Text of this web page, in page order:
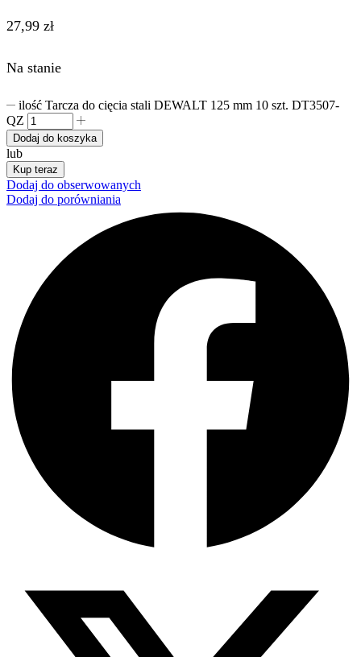
27,99 zł
Na stanie
ilość Tarcza do cięcia stali DEWALT 125 mm 10 szt. DT3507-
QZ
Dodaj do koszyka
lub
Kup teraz
Dodaj do obserwowanych
Dodaj do porówniania